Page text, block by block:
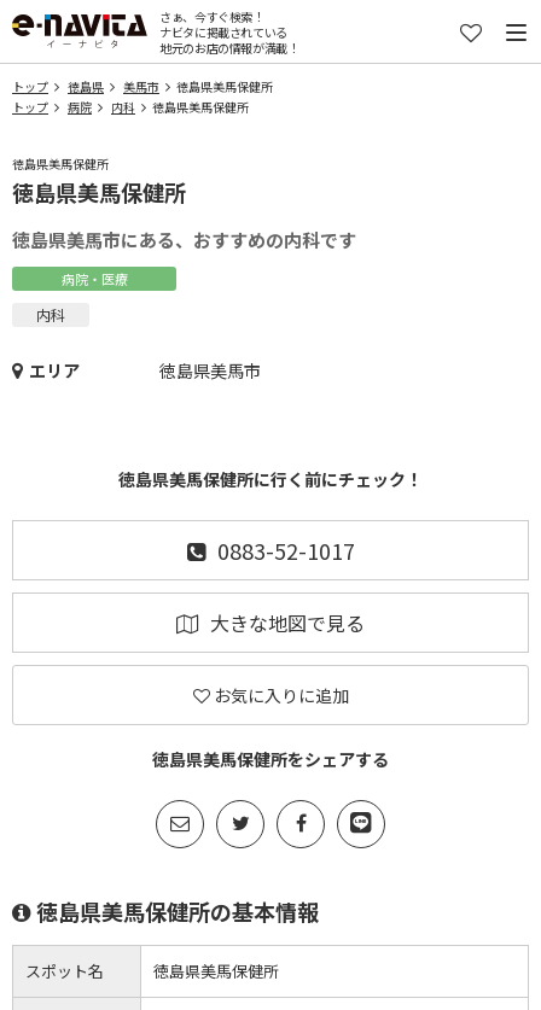
さぁ、今すぐ検索！
ナビタに掲載されている
地元のお店の情報が満載！
トップ 徳島県 美馬市
徳島県美馬保健所
トップ
病院 内科 徳島県美馬保健所
徳島県美馬保健所
徳島県美馬保健所
徳島県美馬市にある、おすすめの内科です
病院・医療
内科
エリア 徳島県美馬市
徳島県美馬保健所に行く前にチェック！
0883-52-1017
大きな地図で見る
お気に入りに追加
徳島県美馬保健所をシェアする
徳島県美馬保健所の基本情報
スポット名 徳島県美馬保健所